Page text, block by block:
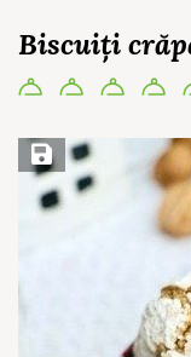
Biscuiți
Save Recipe